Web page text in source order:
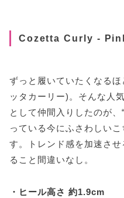
Cozetta Curly -
ずっと履いていたくなる
ッタカーリー)。そんな人
として仲間入りしたのが、
っている今にふさわしい
す。トレンド感を加速さ
ること間違いなし。
・ヒール高さ 約1.9cm